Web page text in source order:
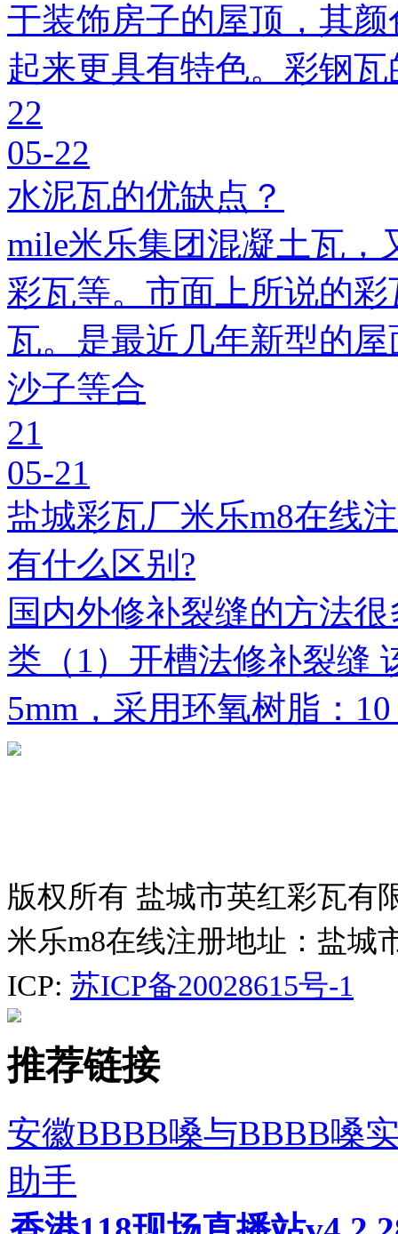
于装饰房子的屋顶，其
起来更具有特色。彩钢
22
05-22
水泥瓦的优缺点？
mile米乐集团混凝土瓦，
彩瓦等。市面上所说的
瓦。是最近几年新型的
沙子等合
21
05-21
盐城彩瓦厂米乐m8在线
有什么区别?
国内外修补裂缝的方法
类（1）开槽法修补裂缝
5mm，采用环氧树脂：
版权所有 盐城市英红彩瓦有
米乐m8在线注册地址：盐城
ICP: 苏ICP备20028615号-1
推荐链接
安徽BBBB嗓与BBBB嗓
助手